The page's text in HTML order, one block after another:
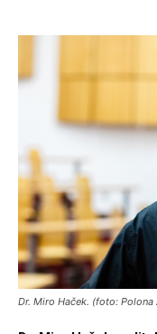
Dr. Miro Haček. (foto: Polona